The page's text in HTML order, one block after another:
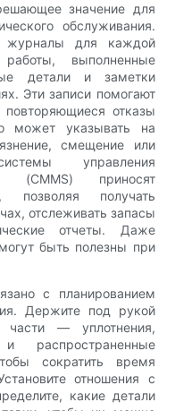
значение для
обслуживания.
журналы для каждой
выполненные
детали и заметки
Эти записи помогают
отказы
может указывать на
смещение или
управления
(CMMS) приносят
позволяя получать
отслеживать запасы
отчеты. Даже
быть полезны при
с планированием
Держите под рукой
части — уплотнения,
распространенные
сократить время
отношения с
какие детали